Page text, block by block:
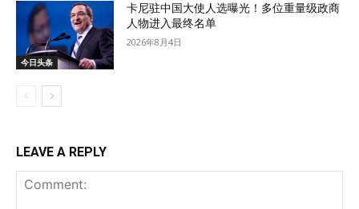
今日头条
卡尼驻中国大使人选曝光！多位重量级政商
人物进入最终名单
2026年8月4日
LEAVE A REPLY